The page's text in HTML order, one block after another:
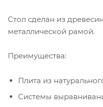
Стол сделан из
металлической рамой.
Преимущества:
Плита из
Системы